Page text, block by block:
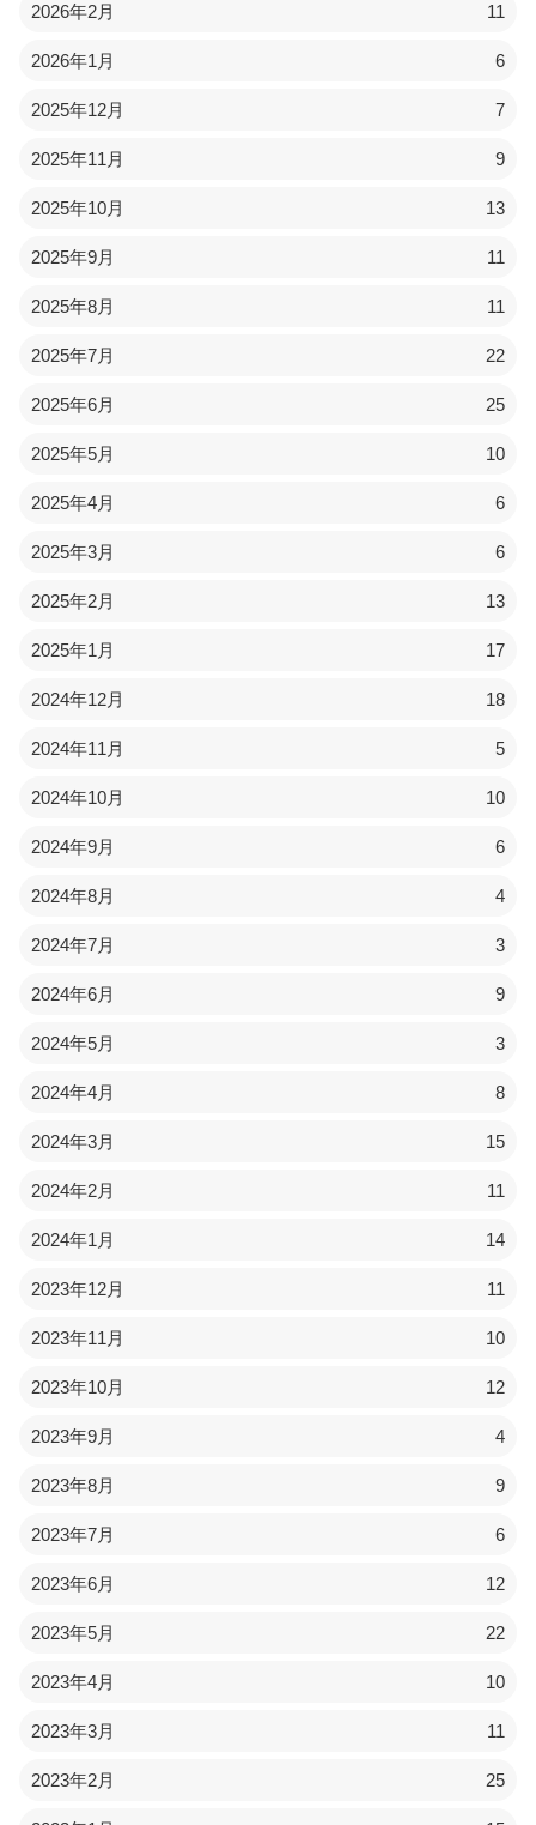
2026年2月 11
2026年1月 6
2025年12月 7
2025年11月 9
2025年10月 13
2025年9月 11
2025年8月 11
2025年7月 22
2025年6月 25
2025年5月 10
2025年4月 6
2025年3月 6
2025年2月 13
2025年1月 17
2024年12月 18
2024年11月 5
2024年10月 10
2024年9月 6
2024年8月 4
2024年7月 3
2024年6月 9
2024年5月 3
2024年4月 8
2024年3月 15
2024年2月 11
2024年1月 14
2023年12月 11
2023年11月 10
2023年10月 12
2023年9月 4
2023年8月 9
2023年7月 6
2023年6月 12
2023年5月 22
2023年4月 10
2023年3月 11
2023年2月 25